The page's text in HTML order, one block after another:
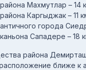
Махмутлар – 14
Каргыджак – 11
города
Сападере – 18
района
ближе к